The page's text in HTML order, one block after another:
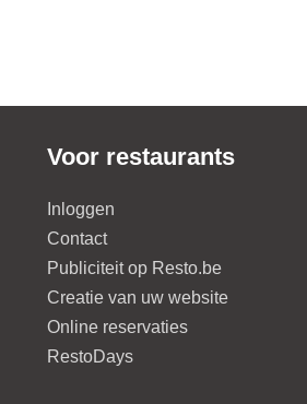
Voor restaurants
Inloggen
Contact
Publiciteit op Resto.be
Creatie van uw website
Online reservaties
RestoDays